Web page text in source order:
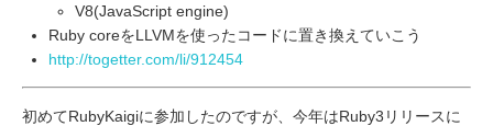
V8(JavaScript engine)
Ruby coreをLLVMを使ったコードに置き換えていこう
http://togetter.com/li/912454
初めてRubyKaigiに参加したのですが、今年はRuby3リリースに